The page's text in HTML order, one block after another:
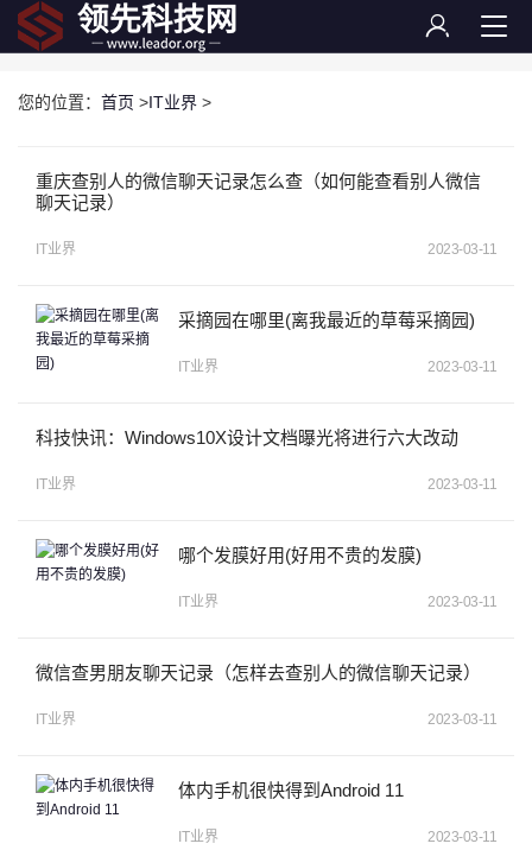
您的位置： 首页 >IT业界 >
重庆查别人的微信聊天记录怎么查（如何能查看别人微信
聊天记录）
IT业界 2023-03-11
采摘园在哪里(离我最近的草莓采摘园)
IT业界 2023-03-11
科技快讯：Windows10X设计文档曝光将进行六大改动
IT业界 2023-03-11
哪个发膜好用(好用不贵的发膜)
IT业界 2023-03-11
微信查男朋友聊天记录（怎样去查别人的微信聊天记录）
IT业界 2023-03-11
体内手机很快得到Android 11
IT业界 2023-03-11